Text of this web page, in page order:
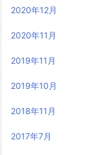
2020年12月
2020年11月
2019年11月
2019年10月
2018年11月
2017年7月